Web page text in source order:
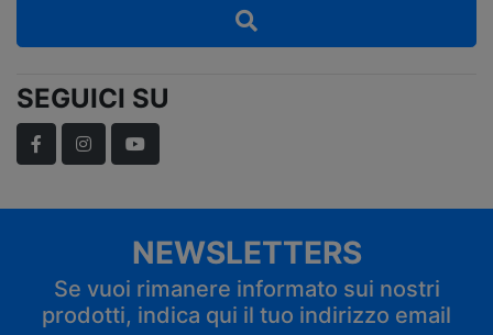
SEGUICI SU
FacebookInstagramYouTube
NEWSLETTERS
Se vuoi rimanere informato sui nostri
prodotti, indica qui il tuo indirizzo email